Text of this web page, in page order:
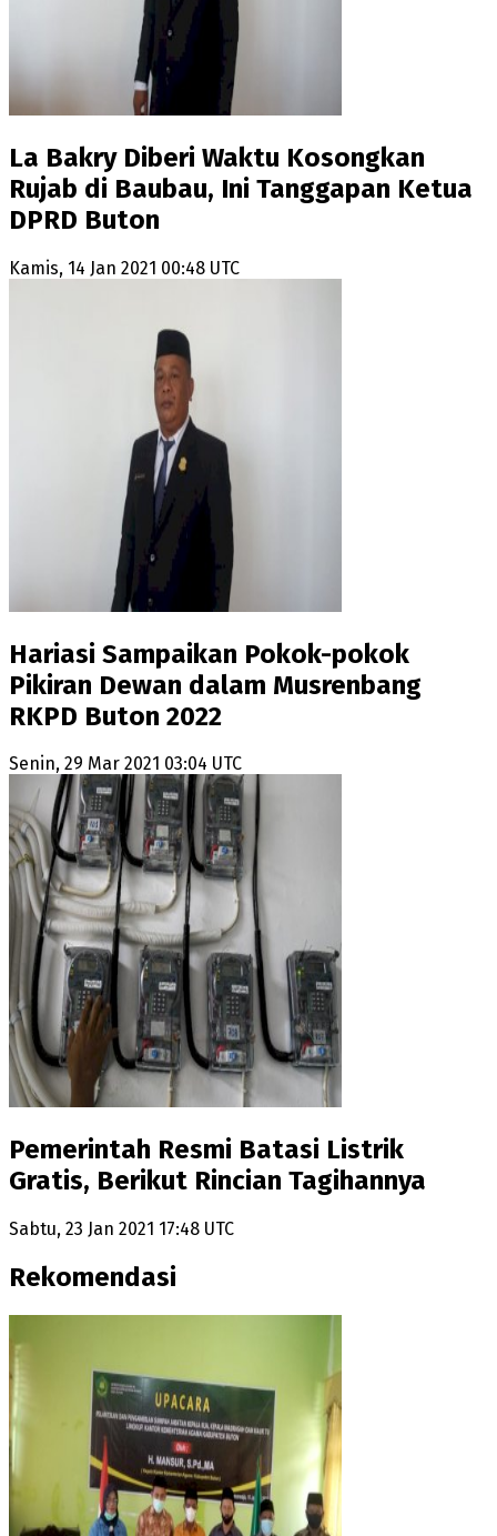
La Bakry Diberi Waktu Kosongkan
Rujab di Baubau, Ini Tanggapan Ketua
DPRD Buton
Kamis, 14 Jan 2021 00:48 UTC
Hariasi Sampaikan Pokok-pokok
Pikiran Dewan dalam Musrenbang
RKPD Buton 2022
Senin, 29 Mar 2021 03:04 UTC
Pemerintah Resmi Batasi Listrik
Gratis, Berikut Rincian Tagihannya
Sabtu, 23 Jan 2021 17:48 UTC
Rekomendasi